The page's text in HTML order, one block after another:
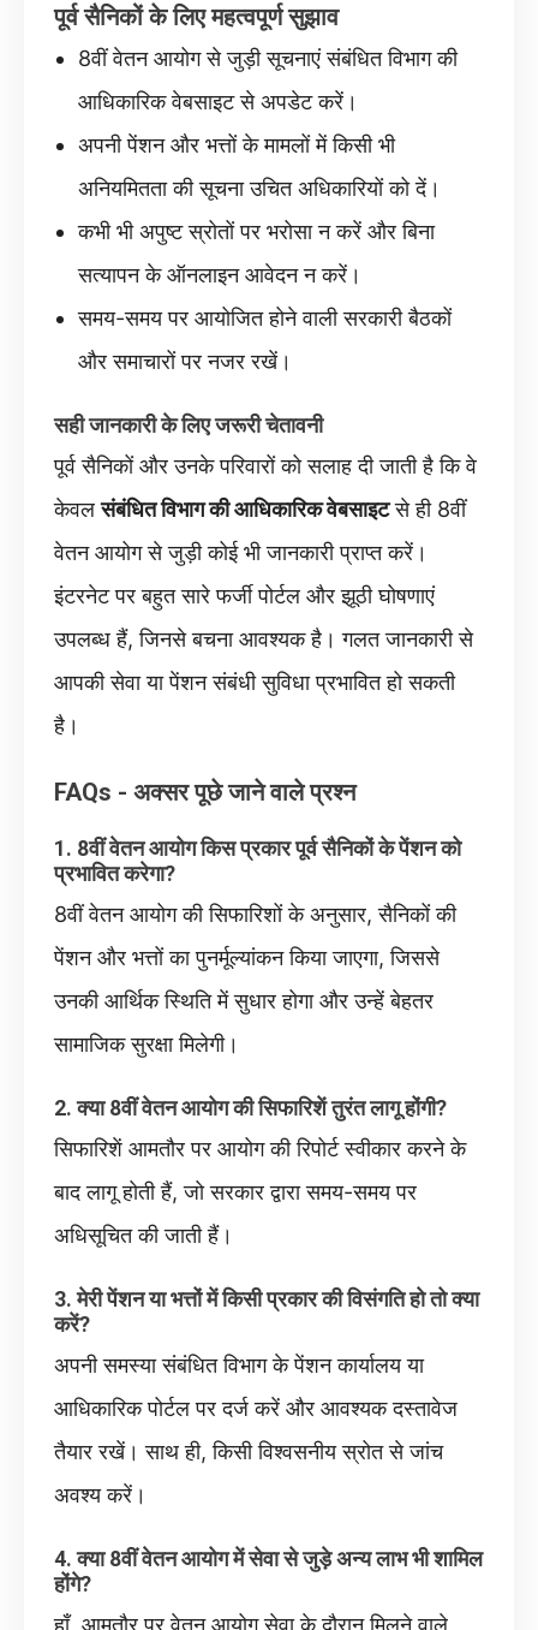
पूर्व सैनिकों के लिए महत्वपूर्ण सुझाव
8वीं वेतन आयोग से जुड़ी सूचनाएं संबंधित विभाग की
आधिकारिक वेबसाइट से अपडेट करें।
अपनी पेंशन और भत्तों के मामलों में किसी भी
अनियमितता की सूचना उचित अधिकारियों को दें।
कभी भी अपुष्ट स्रोतों पर भरोसा न करें और बिना
सत्यापन के ऑनलाइन आवेदन न करें।
समय-समय पर आयोजित होने वाली सरकारी बैठकों
और समाचारों पर नजर रखें।
सही जानकारी के लिए जरूरी चेतावनी
पूर्व सैनिकों और उनके परिवारों को सलाह दी जाती है कि वे
केवलसंबंधित विभाग की आधिकारिक वेबसाइटसे ही 8वीं
वेतन आयोग से जुड़ी कोई भी जानकारी प्राप्त करें।
इंटरनेट पर बहुत सारे फर्जी पोर्टल और झूठी घोषणाएं
उपलब्ध हैं, जिनसे बचना आवश्यक है। गलत जानकारी से
आपकी सेवा या पेंशन संबंधी सुविधा प्रभावित हो सकती
है।
FAQs - अक्सर पूछे जाने वाले प्रश्न
1. 8वीं वेतन आयोग किस प्रकार पूर्व सैनिकों के पेंशन को
प्रभावित करेगा?
8वीं वेतन आयोग की सिफारिशों के अनुसार, सैनिकों की
पेंशन और भत्तों का पुनर्मूल्यांकन किया जाएगा, जिससे
उनकी आर्थिक स्थिति में सुधार होगा और उन्हें बेहतर
सामाजिक सुरक्षा मिलेगी।
2. क्या 8वीं वेतन आयोग की सिफारिशें तुरंत लागू होंगी?
सिफारिशें आमतौर पर आयोग की रिपोर्ट स्वीकार करने के
बाद लागू होती हैं, जो सरकार द्वारा समय-समय पर
अधिसूचित की जाती हैं।
3. मेरी पेंशन या भत्तों में किसी प्रकार की विसंगति हो तो क्या
करें?
अपनी समस्या संबंधित विभाग के पेंशन कार्यालय या
आधिकारिक पोर्टल पर दर्ज करें और आवश्यक दस्तावेज
तैयार रखें। साथ ही, किसी विश्वसनीय स्रोत से जांच
अवश्य करें।
4. क्या 8वीं वेतन आयोग में सेवा से जुड़े अन्य लाभ भी शामिल
होंगे?
हाँ, आमतौर पर वेतन आयोग सेवा के दौरान मिलने वाले